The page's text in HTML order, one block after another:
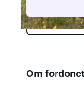
All
Om fordonet